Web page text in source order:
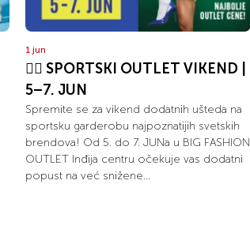
1 jun
🏃‍♀️ SPORTSKI OUTLET VIKEND |
5–7. JUN
Spremite se za vikend dodatnih ušteda na
sportsku garderobu najpoznatijih svetskih
brendova! Od 5. do 7. JUNa u BIG FASHION
OUTLET Inđija centru očekuje vas dodatni
popust na već snižene...